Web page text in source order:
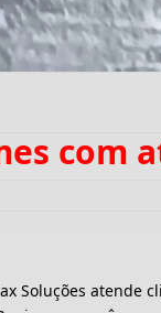
com
Soluções atende